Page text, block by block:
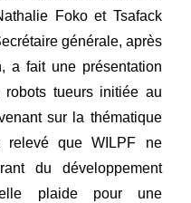
Foko et Tsafack
générale, après
a fait une présentation
tueurs initiée au
sur la thématique
que WILPF ne
du développement
elle plaide pour une